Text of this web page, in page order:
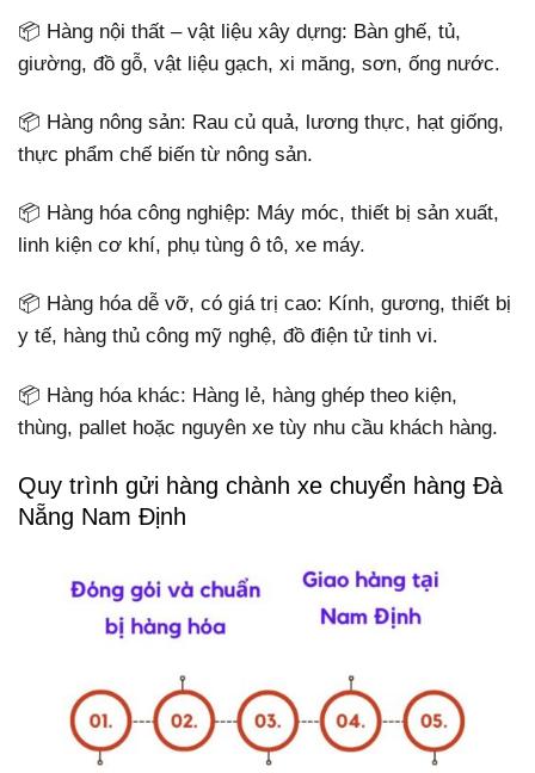
📦 Hàng nội thất – vật liệu xây dựng: Bàn ghế, tủ,
giường, đồ gỗ, vật liệu gạch, xi măng, sơn, ống nước.
📦 Hàng nông sản: Rau củ quả, lương thực, hạt giống,
thực phẩm chế biến từ nông sản.
📦 Hàng hóa công nghiệp: Máy móc, thiết bị sản xuất,
linh kiện cơ khí, phụ tùng ô tô, xe máy.
📦 Hàng hóa dễ vỡ, có giá trị cao: Kính, gương, thiết bị
y tế, hàng thủ công mỹ nghệ, đồ điện tử tinh vi.
📦 Hàng hóa khác: Hàng lẻ, hàng ghép theo kiện,
thùng, pallet hoặc nguyên xe tùy nhu cầu khách hàng.
Quy trình gửi hàng chành xe chuyển hàng Đà
Nẵng Nam Định